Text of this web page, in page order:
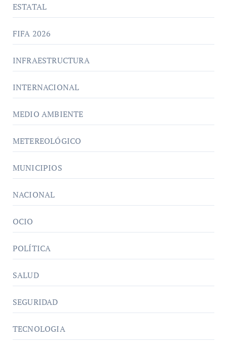
ESTATAL
FIFA 2026
INFRAESTRUCTURA
INTERNACIONAL
MEDIO AMBIENTE
METEREOLÓGICO
MUNICIPIOS
NACIONAL
OCIO
POLÍTICA
SALUD
SEGURIDAD
TECNOLOGIA